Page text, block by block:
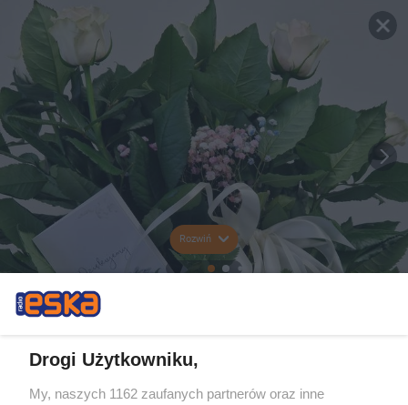
Rozwiń
Drogi Użytkowniku,
My, naszych 1162 zaufanych partnerów oraz inne